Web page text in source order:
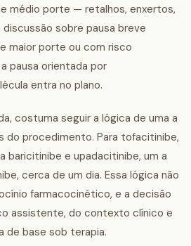
médio porte — retalhos, enxertos,
sobre pausa breve
maior porte ou com risco
pausa orientada por
entra no plano.
costuma seguir a lógica de uma a
do procedimento. Para tofacitinibe,
baricitinibe e upadacitinibe, um a
cerca de um dia. Essa lógica não
farmacocinético, e a decisão
assistente, do contexto clínico e
de base sob terapia.